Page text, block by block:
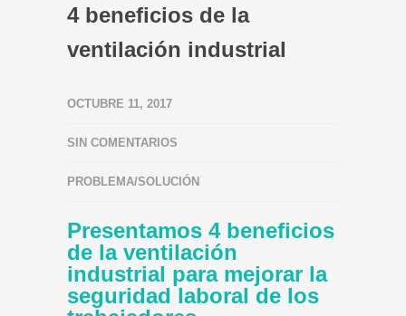
4 beneficios de la
ventilación industrial
OCTUBRE 11, 2017
SIN COMENTARIOS
PROBLEMA/SOLUCIÓN
Presentamos 4 beneficios
de la ventilación
industrial para mejorar la
seguridad laboral de los